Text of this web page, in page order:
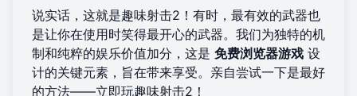
说实话，这就是趣味射击2！有时，最有效的武器也
是让你在使用时笑得最开心的武器。我们为独特的机
制和纯粹的娱乐价值加分，这是 免费浏览器游戏 设
计的关键元素，旨在带来享受。亲自尝试一下是最好
的方法——立即玩趣味射击2 ！